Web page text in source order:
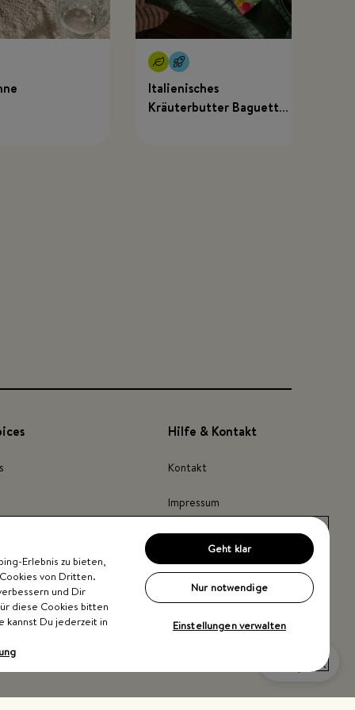
Italienisches
Kräuterbutter Baguette
Hilfe & Kontakt
Kontakt
Impressum
Barrierefreiheit
Erlebnis zu bieten,
von Dritten.
und Dir
diese Cookies bitten
kannst Du jederzeit in
Geht klar
Nur notwendige
Einstellungen verwalten